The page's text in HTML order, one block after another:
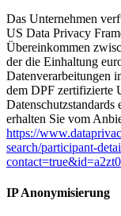
Das Unternehmen
US Data Privacy
Übereinkommen
der die Einhaltung
Datenverarbeitungen
dem DPF zertifizierte
erhalten Sie vom
https://
search/participant-
IP Anonymisierung